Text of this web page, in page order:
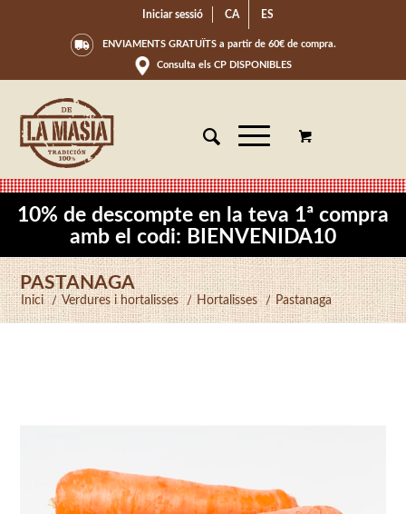
Iniciar sessió CA ES
ENVIAMENTS GRATUÏTS a partir de 60€ de compra.
Consulta els CP DISPONIBLES
10% de descompte en la teva 1ª compra
amb el codi: BIENVENIDA10
PASTANAGA
Inici / Verdures i hortalisses / Hortalisses / Pastanaga